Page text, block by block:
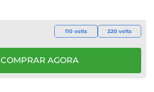
110 volts 220 volts
COMPRAR AGORA